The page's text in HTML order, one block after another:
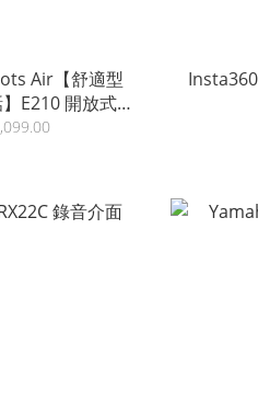
Air【舒適型
E210 開放式藍
機